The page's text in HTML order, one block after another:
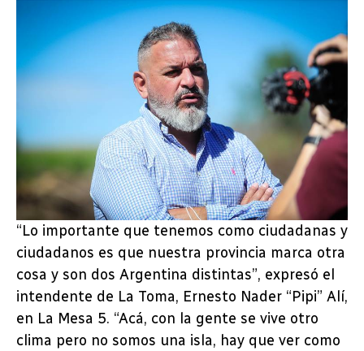
“Lo importante que tenemos como ciudadanas y
ciudadanos es que nuestra provincia marca otra
cosa y son dos Argentina distintas”, expresó el
intendente de La Toma, Ernesto Nader “Pipi” Alí,
en La Mesa 5. “Acá, con la gente se vive otro
clima pero no somos una isla, hay que ver como